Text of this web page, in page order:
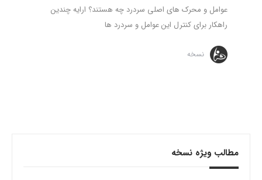
عوامل و محرک های اصلی سردرد چه هستند؟ ارایه چندین
راهکار برای کنترل این عوامل و سردرد ها
نسخه
مطالب ویژه نسخه